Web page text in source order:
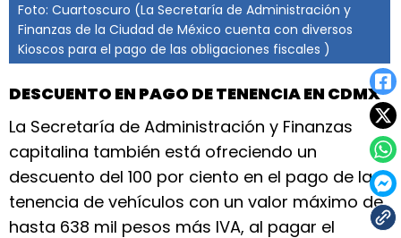
Foto: Cuartoscuro (La Secretaría de Administración y
Finanzas de la Ciudad de México cuenta con diversos
Kioscos para el pago de las obligaciones fiscales )
DESCUENTO EN PAGO DE TENENCIA EN CDMX
La Secretaría de Administración y Finanzas
capitalina también está ofreciendo un
descuento del 100 por ciento en el pago de la
tenencia de vehículos con un valor máximo de
hasta 638 mil pesos más IVA, al pagar el